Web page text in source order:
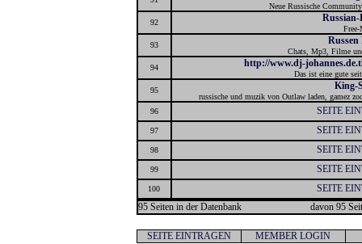
Neue Russische
92
Free-
93
Chats, Mp3, Filme
94
http://www.dj-
Das ist eine gute
95
King-
russische und muzik von Outlaw laden, gamez
96
SEITE
97 SEITE
98 SEITE
99 SEITE
100
SEITE
95 Seiten in der Datenbank
davon 95
SEITE EINTRAGEN MEMBER LOGIN